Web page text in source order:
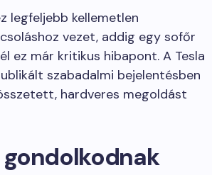
legfeljebb kellemetlen
vezet, addig egy sofőr
ez már kritikus hibapont. A Tesla
szabadalmi bejelentésben
hardveres megoldást